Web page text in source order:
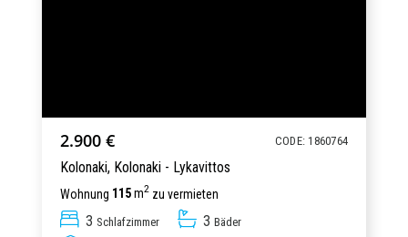
2.900 € CODE: 1860764
Kolonaki, Kolonaki - Lykavittos
Wohnung 115m2 zu vermieten
3 Schlafzimmer 3 Bäder